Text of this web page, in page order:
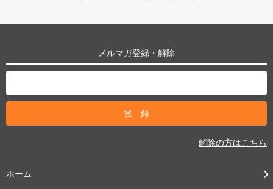
メルマガ登録・解除
解除の方はこちら
ホーム